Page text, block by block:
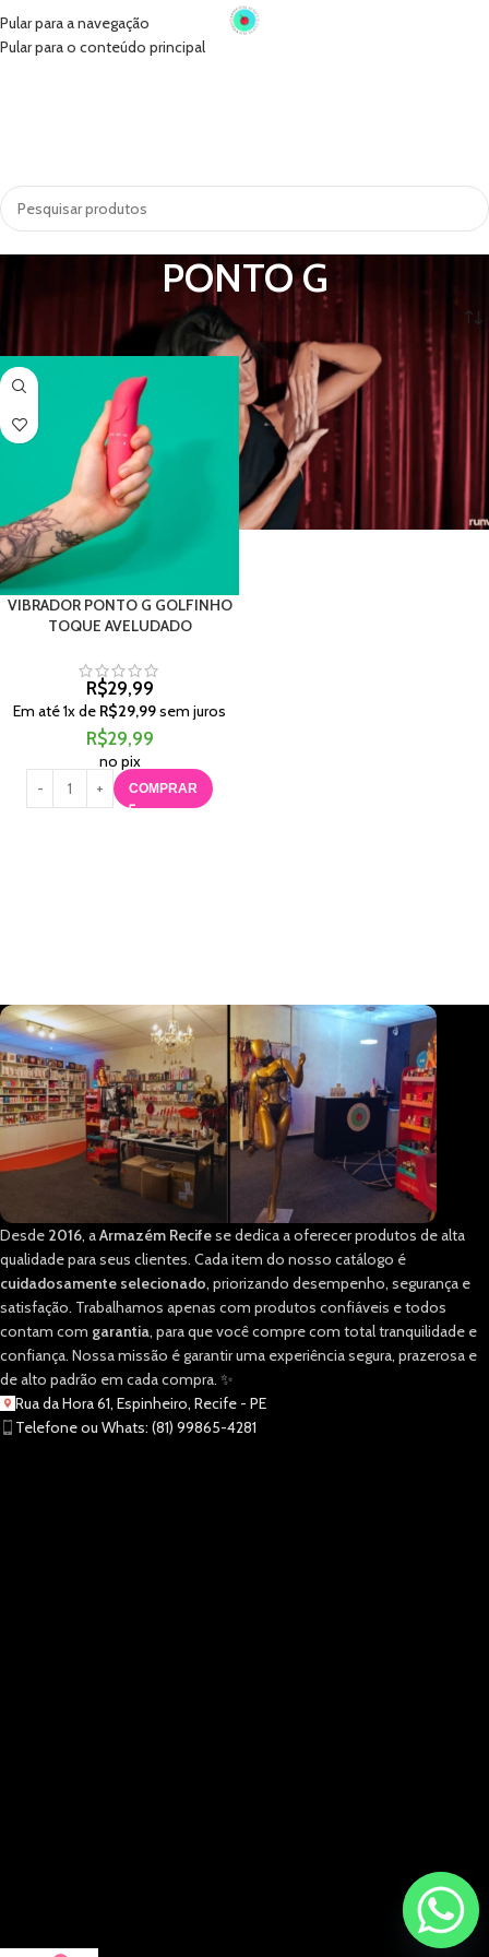
Pular para a navegação
Pular para o conteúdo principal
PONTO G
VIBRADOR PONTO G GOLFINHO
TOQUE AVELUDADO
R$29,99
Em até1x de R$29,99sem juros
R$29,99
no pix
COMPRAR
Desde 2016, aArmazém Recifese dedica a oferecer produtos de alta
qualidade para seus clientes. Cada item do nosso catálogo é
cuidadosamente selecionado, priorizando desempenho, segurança e
satisfação. Trabalhamos apenas com produtos confiáveis e todos
contam com garantia, para que você compre com total tranquilidade e
confiança. Nossa missão é garantir uma experiência segura, prazerosa e
de alto padrão em cada compra. ✨
Rua da Hora 61, Espinheiro, Recife - PE
Telefone ou Whats: (81) 99865-4281